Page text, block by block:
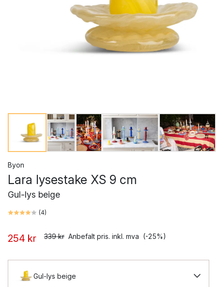
Byon
Lara lysestake XS 9 cm
Gul-lys beige
(4)
254 kr 339 kr Anbefalt pris. inkl. mva (-25%)
Gul-lys beige